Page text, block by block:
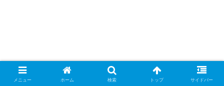
メニュー ホーム 検索 トップ サイドバー